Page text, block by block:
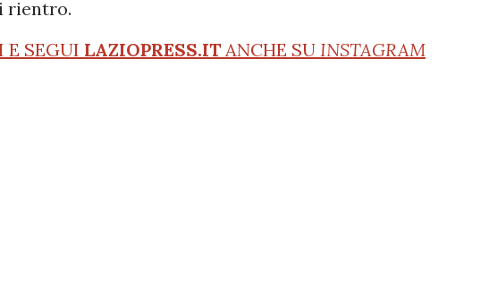
rientro.
E SEGUI LAZIOPRESS.IT ANCHE SU INSTAGRAM